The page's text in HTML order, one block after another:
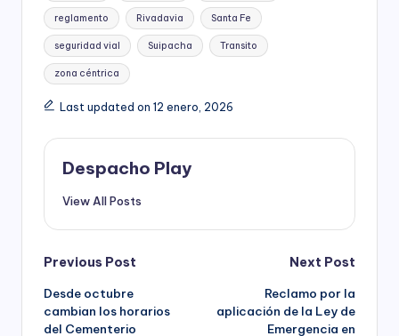
reglamento Rivadavia Santa Fe
seguridad vial Suipacha Transito
zona céntrica
Last updated on 12 enero, 2026
Despacho Play
View All Posts
Post
navigation
Previous Post
Desde octubre
cambian los horarios
del Cementerio
Next Post
Reclamo por la
aplicación de la Ley de
Emergencia en